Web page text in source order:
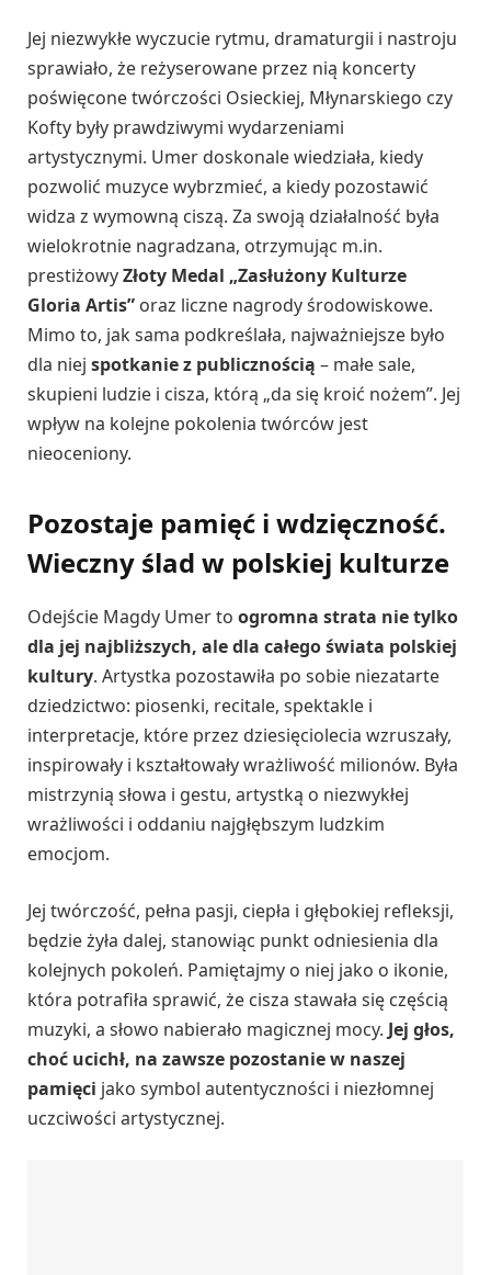
Jej niezwykłe wyczucie rytmu, dramaturgii i nastroju
sprawiało, że reżyserowane przez nią koncerty
poświęcone twórczości Osieckiej, Młynarskiego czy
Kofty były prawdziwymi wydarzeniami
artystycznymi. Umer doskonale wiedziała, kiedy
pozwolić muzyce wybrzmieć, a kiedy pozostawić
widza z wymowną ciszą. Za swoją działalność była
wielokrotnie nagradzana, otrzymując m.in.
prestiżowyZłoty Medal „Zasłużony Kulturze
Gloria Artis” oraz liczne nagrody środowiskowe.
Mimo to, jak sama podkreślała, najważniejsze było
dla niej spotkanie z publicznością – małe sale,
skupieni ludzie i cisza, którą „da się kroić nożem”. Jej
wpływ na kolejne pokolenia twórców jest
nieoceniony.
Pozostaje pamięć i wdzięczność.
Wieczny ślad w polskiej kulturze
Odejście Magdy Umer to ogromna strata nie tylko
dla jej najbliższych, ale dla całego świata polskiej
kultury. Artystka pozostawiła po sobie niezatarte
dziedzictwo: piosenki, recitale, spektakle i
interpretacje, które przez dziesięciolecia wzruszały,
inspirowały i kształtowały wrażliwość milionów. Była
mistrzynią słowa i gestu, artystką o niezwykłej
wrażliwości i oddaniu najgłębszym ludzkim
emocjom.
Jej twórczość, pełna pasji, ciepła i głębokiej refleksji,
będzie żyła dalej, stanowiąc punkt odniesienia dla
kolejnych pokoleń. Pamiętajmy o niej jako o ikonie,
która potrafiła sprawić, że cisza stawała się częścią
muzyki, a słowo nabierało magicznej mocy. Jej głos,
choć ucichł, na zawsze pozostanie w naszej
pamięci jako symbol autentyczności i niezłomnej
uczciwości artystycznej.